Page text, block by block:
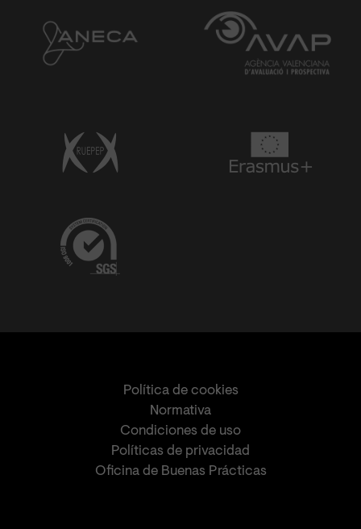
Política de cookies
Normativa
Condiciones de uso
Políticas de privacidad
Oficina de Buenas Prácticas